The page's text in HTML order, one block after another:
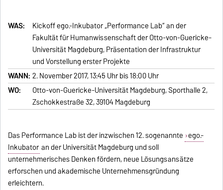
WAS:
Kickoff ego.-Inkubator „Performance Lab“ an der
Fakultät für Humanwissenschaft der Otto-von-Guericke-
Universität Magdeburg, Präsentation der Infrastruktur
und Vorstellung erster Projekte
WANN: 2. November 2017, 13:45 Uhr bis 18:00 Uhr
WO:
Otto-von-Guericke-Universität Magdeburg, Sporthalle 2,
Zschokkestraße 32, 39104 Magdeburg
Das Performance Lab ist der inzwischen 12. sogenannte ego.-
Inkubator an der Universität Magdeburg und soll
unternehmerisches Denken fördern, neue Lösungsansätze
erforschen und akademische Unternehmensgründung
erleichtern.